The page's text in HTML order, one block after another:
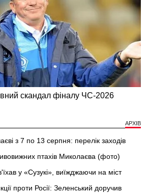
АРХІВ
з 7 по 13 серпня: перелік заходів
птахів Миколаєва (фото)
у «Сузукі», виїжджаючи на міст
проти Росії: Зеленський доручив